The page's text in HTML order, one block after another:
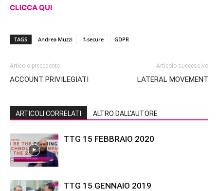
CLICCA QUI
TAGS Andrea Muzzi f-secure GDPR
Articolo precedente
ACCOUNT PRIVILEGIATI
Articolo successivo
LATERAL MOVEMENT
ARTICOLI CORRELATI ALTRO DALL'AUTORE
TTG 15 FEBBRAIO 2020
TTG 15 GENNAIO 2019